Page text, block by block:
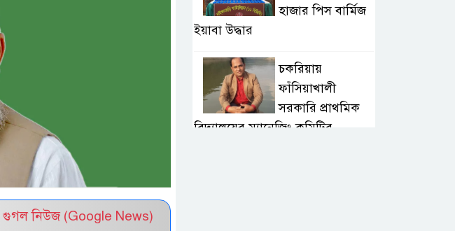
গুগল নিউজ (Google News)
হাজার পিস বার্মিজ
ইয়াবা উদ্ধার
চকরিয়ায়
ফাঁসিয়াখালী
সরকারি প্রাথমিক
বিদ্যালয়ের ম্যানেজিং কমিটির